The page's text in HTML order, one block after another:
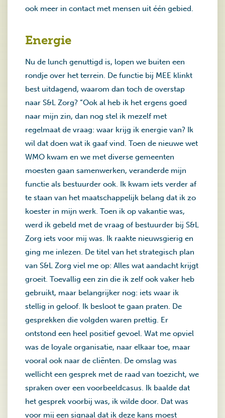
ook meer in contact met mensen uit één gebied.
Energie
Nu de lunch genuttigd is, lopen we buiten een
rondje over het terrein. De functie bij MEE klinkt
best uitdagend, waarom dan toch de overstap
naar S&L Zorg? “Ook al heb ik het ergens goed
naar mijn zin, dan nog stel ik mezelf met
regelmaat de vraag: waar krijg ik energie van? Ik
wil dat doen wat ik gaaf vind. Toen de nieuwe wet
WMO kwam en we met diverse gemeenten
moesten gaan samenwerken, veranderde mijn
functie als bestuurder ook. Ik kwam iets verder af
te staan van het maatschappelijk belang dat ik zo
koester in mijn werk. Toen ik op vakantie was,
werd ik gebeld met de vraag of bestuurder bij S&L
Zorg iets voor mij was. Ik raakte nieuwsgierig en
ging me inlezen. De titel van het strategisch plan
van S&L Zorg viel me op: Alles wat aandacht krijgt
groeit. Toevallig een zin die ik zelf ook vaker heb
gebruikt, maar belangrijker nog: iets waar ik
stellig in geloof. Ik besloot te gaan praten. De
gesprekken die volgden waren prettig. Er
ontstond een heel positief gevoel. Wat me opviel
was de loyale organisatie, naar elkaar toe, maar
vooral ook naar de cliënten. De omslag was
wellicht een gesprek met de raad van toezicht, we
spraken over een voorbeeldcasus. Ik baalde dat
het gesprek voorbij was, ik wilde door. Dat was
voor mij een signaal dat ik deze kans moest